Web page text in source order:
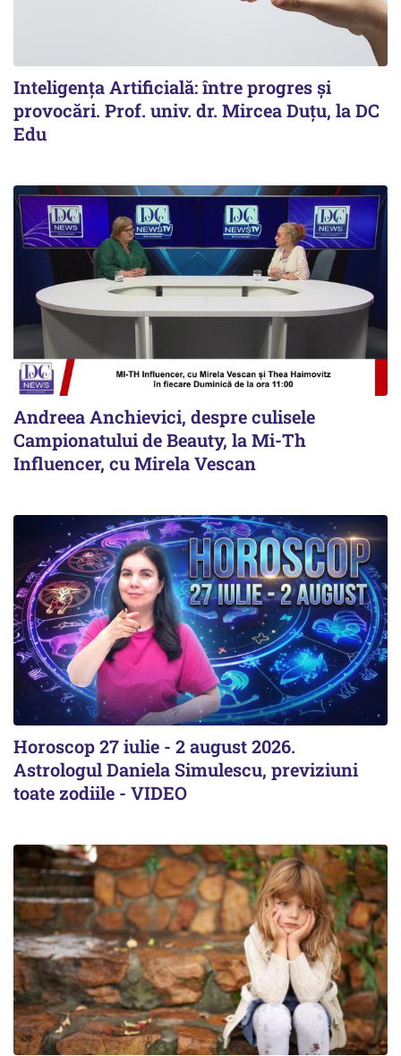
Inteligența Artificială: între progres și
provocări. Prof. univ. dr. Mircea Duțu, la DC
Edu
Andreea Anchievici, despre culisele
Campionatului de Beauty, la Mi-Th
Influencer, cu Mirela Vescan
Horoscop 27 iulie - 2 august 2026.
Astrologul Daniela Simulescu, previziuni
toate zodiile - VIDEO